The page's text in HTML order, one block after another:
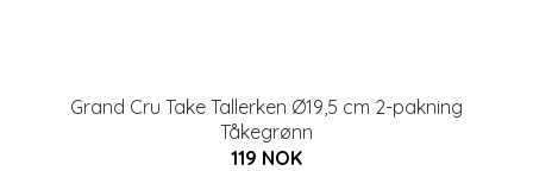
Grand Cru Take Tallerken Ø19,5 cm 2-pakning
Tåkegrønn
119 NOK